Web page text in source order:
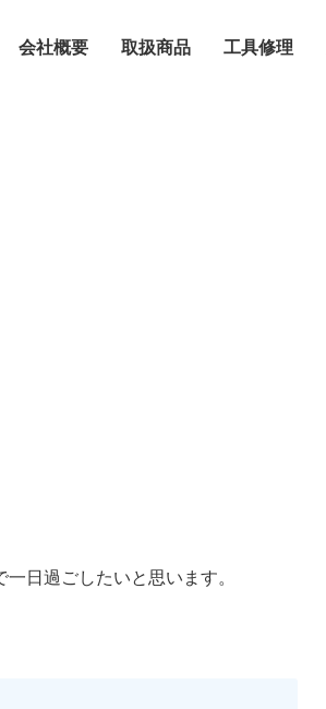
会社概要 取扱商品 工具修理
日過ごしたいと思います。